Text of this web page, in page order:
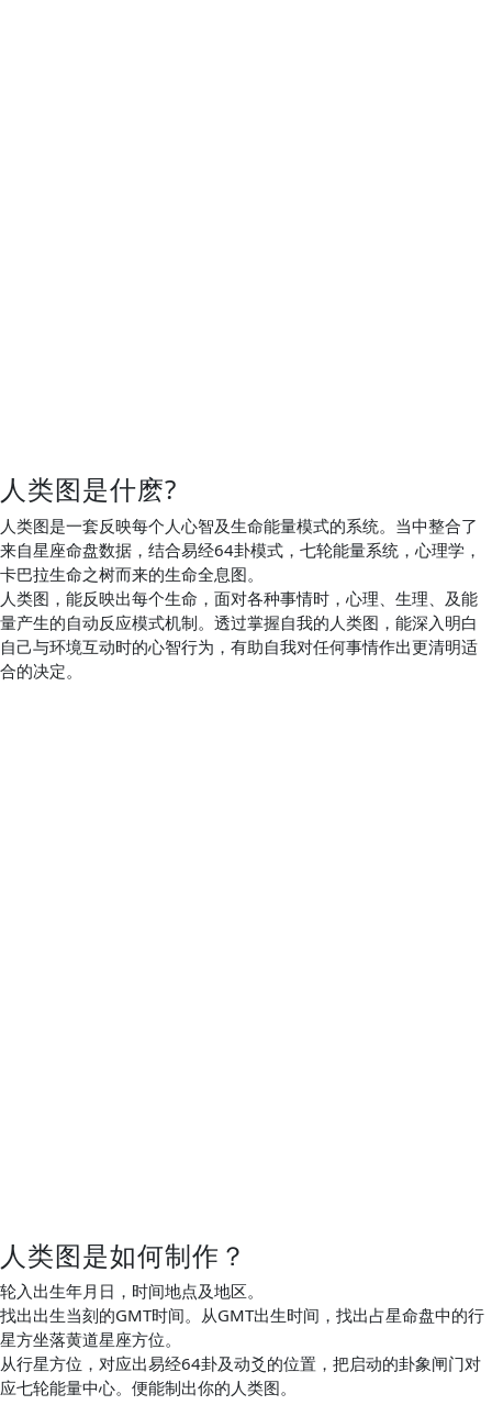
人类图是什麽?
人类图是一套反映每个人心智及生命能量模式的系统。当中整合了
来自星座命盘数据，结合易经64卦模式，七轮能量系统，心理学，
卡巴拉生命之树而来的生命全息图。
人类图，能反映出每个生命，面对各种事情时，心理、生理、及能
量产生的自动反应模式机制。透过掌握自我的人类图，能深入明白
自己与环境互动时的心智行为，有助自我对任何事情作出更清明适
合的决定。
人类图是如何制作？
轮入出生年月日，时间地点及地区。
找出出生当刻的GMT时间。从GMT出生时间，找出占星命盘中的行
星方坐落黄道星座方位。
从行星方位，对应出易经64卦及动爻的位置，把启动的卦象闸门对
应七轮能量中心。便能制出你的人类图。